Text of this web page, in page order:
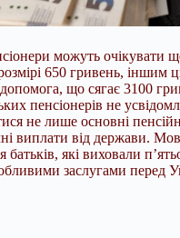
можуть очікувати
650 гривень, іншим
що сягає 3100
пенсіонерів не
не лише основні
виплати від держави.
які виховали
заслугами перед